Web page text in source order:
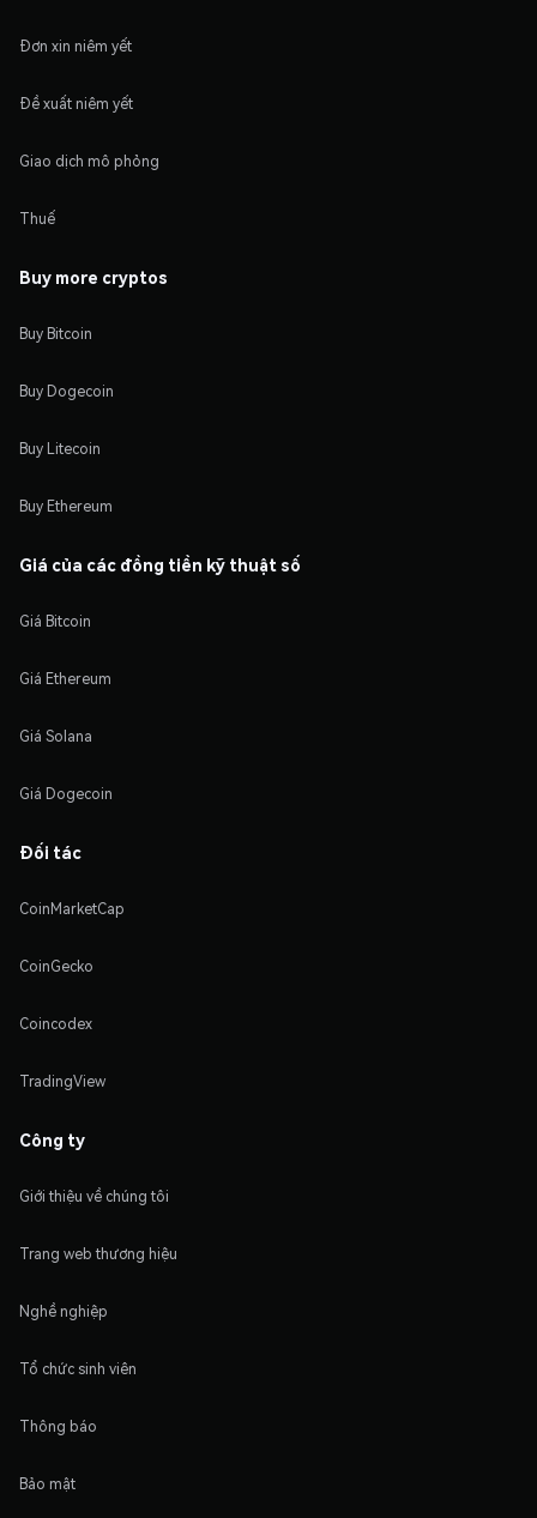
Đơn xin niêm yết
Đề xuất niêm yết
Giao dịch mô phỏng
Thuế
Buy more cryptos
Buy Bitcoin
Buy Dogecoin
Buy Litecoin
Buy Ethereum
Giá của các đồng tiền kỹ thuật số
Giá Bitcoin
Giá Ethereum
Giá Solana
Giá Dogecoin
Đối tác
CoinMarketCap
CoinGecko
Coincodex
TradingView
Công ty
Giới thiệu về chúng tôi
Trang web thương hiệu
Nghề nghiệp
Tổ chức sinh viên
Thông báo
Bảo mật